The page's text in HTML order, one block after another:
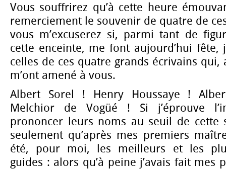
Vous souffrirez qu’à cette heure
remerciement le souvenir de quatre de
vous m’excuserez si, parmi tant de
cette enceinte, me font aujourd’hui fête,
celles de ces quatre grands écrivains qui,
m’ont amené à vous.
Albert Sorel ! Henry Houssaye !
Melchior de Vogüé ! Si j’éprouve
prononcer leurs noms au seuil de cette
seulement qu’après mes premiers
été, pour moi, les meilleurs et les
guides : alors qu’à peine j’avais fait mes